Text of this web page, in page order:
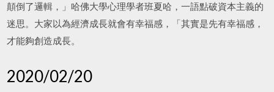
顛倒了邏輯，」哈佛大學心理學者班夏哈，一語點破資本主義的
迷思。大家以為經濟成長就會有幸福感，「其實是先有幸福感，
才能夠創造成長。
2020/02/20